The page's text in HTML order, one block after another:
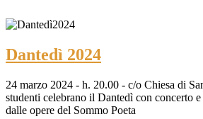
Dantedì 2024
24 marzo 2024 - h. 20.00 - c/o Chiesa di
studenti celebrano il Dantedì con concerto
dalle opere del Sommo Poeta